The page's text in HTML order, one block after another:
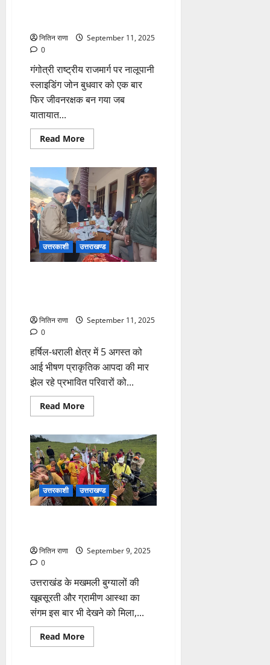
नितिन राणा
September 11, 2025
0
गंगोत्री राष्ट्रीय राजमार्ग पर नालूपानी
स्लाइडिंग जोन बुधवार को एक बार
फिर जीवनरक्षक बन गया जब
यातायात...
Read MoreRead
more
में
इंसानियत
की
मिसाल,
पुलिस
ने
निभाई
जिम्मेदारी
उत्तरकाशी उत्तराखण्ड
नितिन राणा
September 11, 2025
0
हर्षिल-धराली क्षेत्र में 5 अगस्त को
आई भीषण प्राकृतिक आपदा की मार
झेल रहे प्रभावित परिवारों को...
Read MoreRead
more
सरिता
डोबाल
के
नेतृत्व
में
पुलिस
टीम
ने
प्रभावितों
उत्तरकाशी उत्तराखण्ड
नितिन राणा
September 9, 2025
0
उत्तराखंड के मखमली बुग्यालों की
खूबसूरती और ग्रामीण आस्था का
संगम इस बार भी देखने को मिला,...
Read MoreRead
more